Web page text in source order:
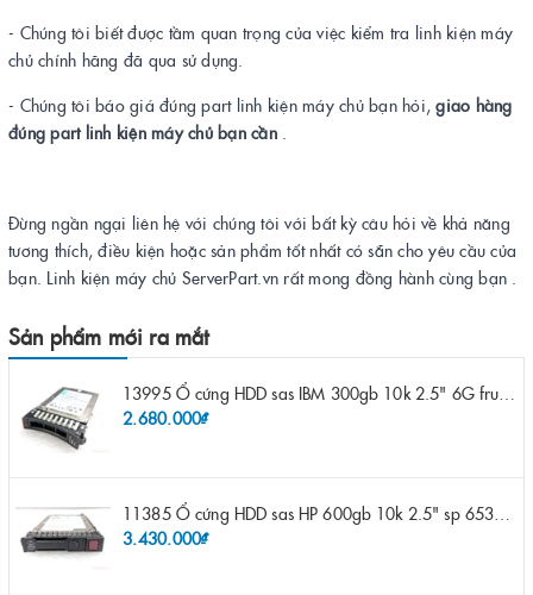
- Chúng tôi biết được tầm quan trọng của việc kiểm tra linh kiện máy
chủ chính hãng đã qua sử dụng.
- Chúng tôi báo giá đúng part linh kiện máy chủ bạn hỏi,giao hàng
đúng part linh kiện máy chủ bạn cần.
Đừng ngần ngại liên hệ với chúng tôi với bất kỳ câu hỏi về khả năng
tương thích, điều kiện hoặc sản phẩm tốt nhất có sẵn cho yêu cầu của
bạn. Linh kiện máy chủ ServerPart.vn rất mong đồng hành cùng bạn .
Sản phẩm mới ra mắt
13995 Ổ cứng HDD sas IBM 300gb 10k 2.5" 6G fru 44W2265 opt 44W2264 pn 44W2268 ST9300503SS
2.680.000₫
11385 Ổ cứng HDD sas HP 600gb 10k 2.5" sp 653957-001 pn 619286-003 pn 641552-003 pn 689287-003 652583-B21
3.430.000₫